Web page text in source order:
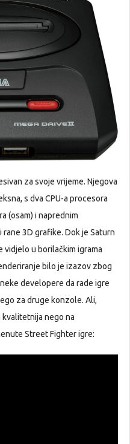
za svoje vrijeme. Njegova
s dva CPU-a procesora
(osam) i naprednim
3D grafike. Dok je Saturn
vidjelo u borilačkim igrama
bilo je izazov zbog
developere da rade igre
za druge konzole. Ali,
nego na
Street Fighter igre: